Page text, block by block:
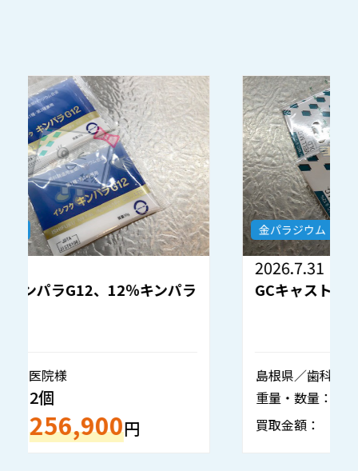
金パラジウム
GCキャストウェル 12％キンパラ
島根県／歯科技工所様
重量・数量：
買取金額： 795,300